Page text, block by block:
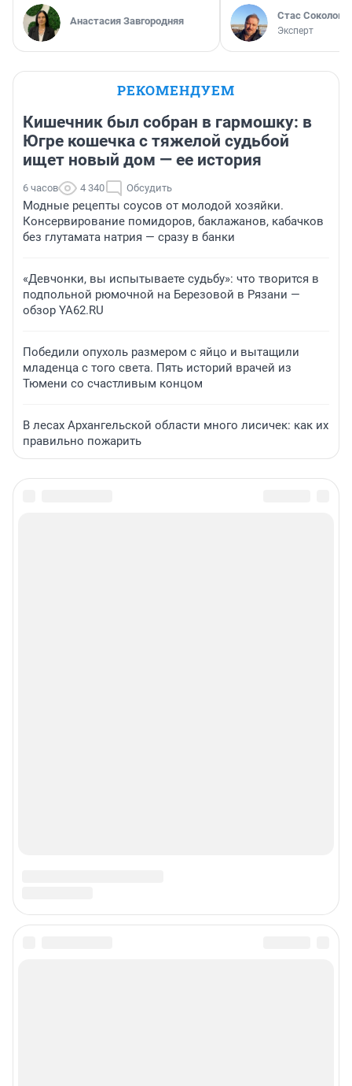
Анастасия Завгородняя Стас Соколов
Эксперт
РЕКОМЕНДУЕМ
Кишечник был собран в гармошку: в
Югре кошечка с тяжелой судьбой
ищет новый дом — ее история
6 часов 4 340 Обсудить
Модные рецепты соусов от молодой хозяйки.
Консервирование помидоров, баклажанов, кабачков
без глутамата натрия — сразу в банки
«Девчонки, вы испытываете судьбу»: что творится в
подпольной рюмочной на Березовой в Рязани —
обзор YA62.RU
Победили опухоль размером с яйцо и вытащили
младенца с того света. Пять историй врачей из
Тюмени со счастливым концом
В лесах Архангельской области много лисичек: как их
правильно пожарить